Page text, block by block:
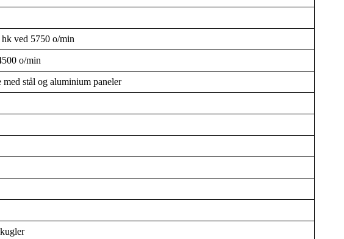
ved 5750 o/min
o/min
med stål og aluminium paneler